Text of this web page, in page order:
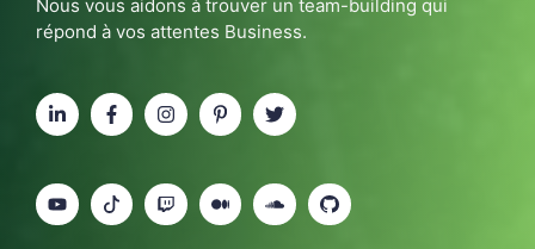
Nous vous aidons à trouver un team-building qui
répond à vos attentes Business.